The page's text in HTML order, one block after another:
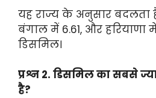
यह राज्य के अनुसार बदलता है
बंगाल में 6.61, और हरियाणा
डिसमिल।
प्रश्न 2. डिसमिल का सबसे
है?